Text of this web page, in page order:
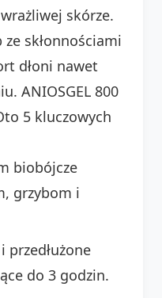
skórze.
skłonnościami
dłoni nawet
ANIOSGEL 800
5 kluczowych
biobójcze
grzybom i
przedłużone
do 3 godzin.